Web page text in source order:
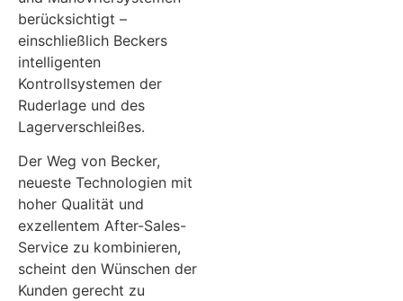
berücksichtigt –
einschließlich Beckers
intelligenten
Kontrollsystemen der
Ruderlage und des
Lagerverschleißes.
Der Weg von Becker,
neueste Technologien mit
hoher Qualität und
exzellentem After-Sales-
Service zu kombinieren,
scheint den Wünschen der
Kunden gerecht zu